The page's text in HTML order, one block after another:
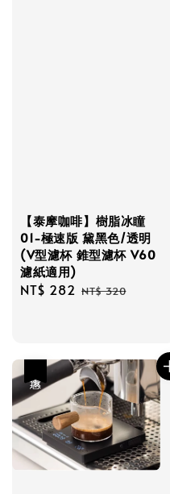
【泰摩咖啡】樹脂冰瞳
01-極速版 黛黑色/透明
(V型濾杯 錐型濾杯 V60
濾紙適用)
Sale
NT$ 282 Regular
NT$ 320